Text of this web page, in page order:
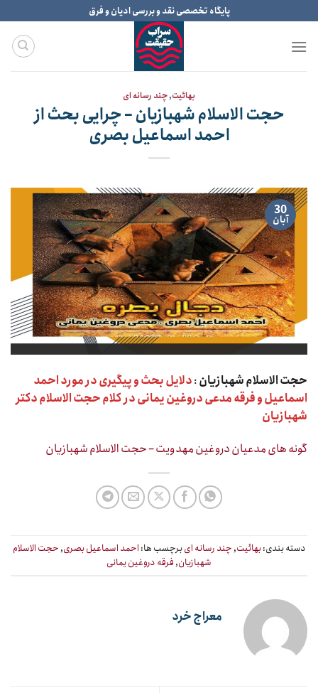
to
content
پایگاه تخصصی نقد و بررسی ادیان و فرق
بهائیت,چند رسانه ای
حجت الاسلام شهبازیان – چرایی بحث از
احمد اسماعیل بصری
30
آبان
حجت الاسلام شهبازیان:دلایل بحث و پیگیری در مورد احمد
اسماعیل و فرقه مدعی دروغین یمانی در کلام حجت الاسلام دکتر
شهبازیان
گونه های مدعیان دروغین مهدویت – حجت الاسلام شهبازیان
دسته بندی:بهائیت, چند رسانه ایبرچسب ها: احمد اسماعیل بصری, حجت الاسلام
شهبازیان, فرقه دروغین یمانی
معراج خرد